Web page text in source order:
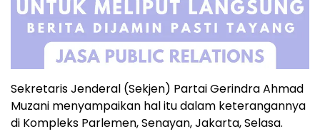
Sekretaris Jenderal (Sekjen) Partai Gerindra Ahmad
Muzani menyampaikan hal itu dalam keterangannya
di Kompleks Parlemen, Senayan, Jakarta, Selasa.